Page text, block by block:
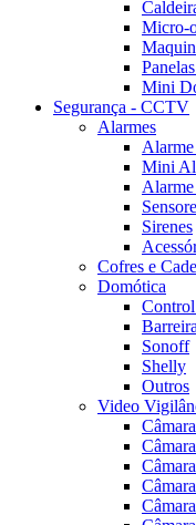
Micro-
Mini
Segurança - CCTV
Alarmes
Mini
Sirenes
Cofres e
Domótica
Control
Sonoff
Shelly
Outros
Video